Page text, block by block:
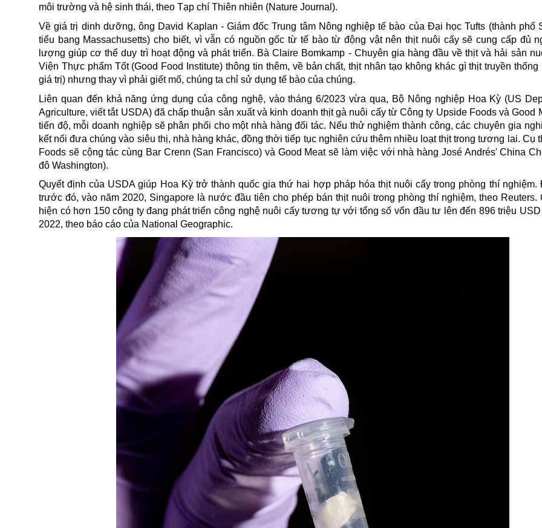
môi trường và hệ sinh thái, theo Tạp chí Thiên nhiên (Nature Journal).
Về giá trị dinh dưỡng, ông David Kaplan - Giám đốc Trung tâm Nông nghiệp tế bào của Đại học Tufts (thành phố
tiểu bang Massachusetts) cho biết, vì vẫn có nguồn gốc từ tế bào từ động vật nên thịt nuôi cấy sẽ cung cấp đủ
lượng giúp cơ thể duy trì hoạt động và phát triển. Bà Claire Bomkamp - Chuyên gia hàng đầu về thịt và hải sản
Viện Thực phẩm Tốt (Good Food Institute) thông tin thêm, về bản chất, thịt nhân tạo không khác gì thịt truyền
giá trị) nhưng thay vì phải giết mổ, chúng ta chỉ sử dụng tế bào của chúng.
Liên quan đến khả năng ứng dụng của công nghệ, vào tháng 6/2023 vừa qua, Bộ Nông nghiệp Hoa Kỳ (US
Agriculture, viết tắt USDA) đã chấp thuận sản xuất và kinh doanh thịt gà nuôi cấy từ Công ty Upside Foods và Good
tiến độ, mỗi doanh nghiệp sẽ phân phối cho một nhà hàng đối tác. Nếu thử nghiệm thành công, các chuyên gia
kết nối đưa chúng vào siêu thị, nhà hàng khác, đồng thời tiếp tục nghiên cứu thêm nhiều loạt thịt trong tương lai. Cụ
Foods sẽ cộng tác cùng Bar Crenn (San Francisco) và Good Meat sẽ làm việc với nhà hàng José Andrés' China
đô Washington).
Quyết định của USDA giúp Hoa Kỳ trở thành quốc gia thứ hai hợp pháp hóa thịt nuôi cấy trong phòng thí
trước đó, vào năm 2020, Singapore là nước đầu tiên cho phép bán thịt nuôi trong phòng thí nghiệm, theo Reuters.
hiện có hơn 150 công ty đang phát triển công nghệ nuôi cấy tương tự với tổng số vốn đầu tư lên đến 896 triệu
2022, theo báo cáo của National Geographic.